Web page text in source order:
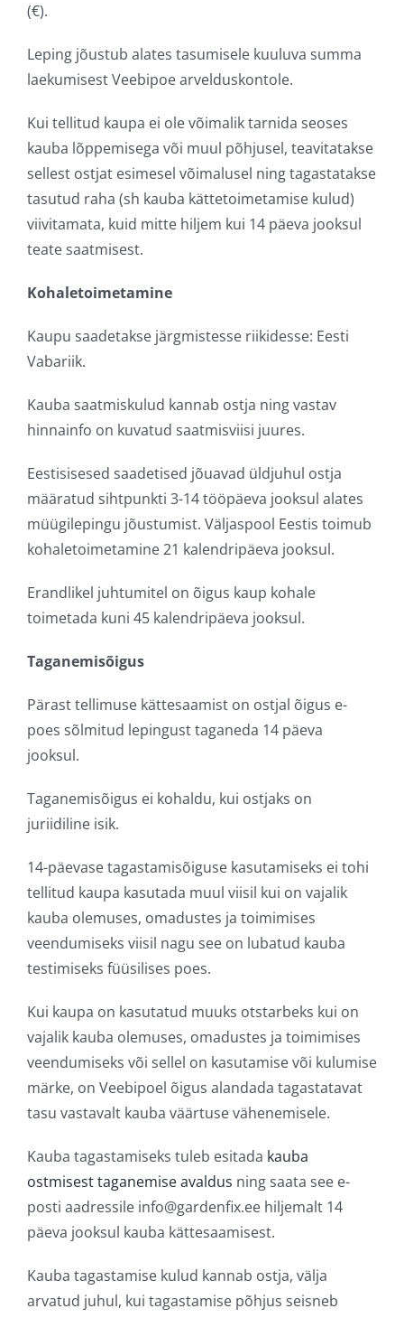
(€).
Leping jõustub alates tasumisele kuuluva summa
laekumisest Veebipoe arvelduskontole.
Kui tellitud kaupa ei ole võimalik tarnida seoses
kauba lõppemisega või muul põhjusel, teavitatakse
sellest ostjat esimesel võimalusel ning tagastatakse
tasutud raha (sh kauba kättetoimetamise kulud)
viivitamata, kuid mitte hiljem kui 14 päeva jooksul
teate saatmisest.
Kohaletoimetamine
Kaupu saadetakse järgmistesse riikidesse: Eesti
Vabariik.
Kauba saatmiskulud kannab ostja ning vastav
hinnainfo on kuvatud saatmisviisi juures.
Eestisisesed saadetised jõuavad üldjuhul ostja
määratud sihtpunkti 3-14 tööpäeva jooksul alates
müügilepingu jõustumist. Väljaspool Eestis toimub
kohaletoimetamine 21 kalendripäeva jooksul.
Erandlikel juhtumitel on õigus kaup kohale
toimetada kuni 45 kalendripäeva jooksul.
Taganemisõigus
Pärast tellimuse kättesaamist on ostjal õigus e-
poes sõlmitud lepingust taganeda 14 päeva
jooksul.
Taganemisõigus ei kohaldu, kui ostjaks on
juriidiline isik.
14-päevase tagastamisõiguse kasutamiseks ei tohi
tellitud kaupa kasutada muul viisil kui on vajalik
kauba olemuses, omadustes ja toimimises
veendumiseks viisil nagu see on lubatud kauba
testimiseks füüsilises poes.
Kui kaupa on kasutatud muuks otstarbeks kui on
vajalik kauba olemuses, omadustes ja toimimises
veendumiseks või sellel on kasutamise või kulumise
märke, on Veebipoel õigus alandada tagastatavat
tasu vastavalt kauba väärtuse vähenemisele.
Kauba tagastamiseks tuleb esitada kauba
ostmisest taganemise avaldus ning saata see e-
posti aadressile info@gardenfix.ee hiljemalt 14
päeva jooksul kauba kättesaamisest.
Kauba tagastamise kulud kannab ostja, välja
arvatud juhul, kui tagastamise põhjus seisneb